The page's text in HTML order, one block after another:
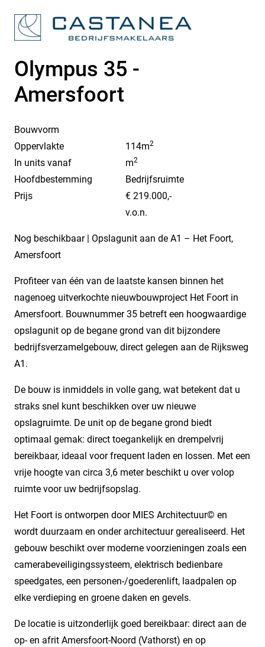
Olympus 35 -
Amersfoort
Bouwvorm
Oppervlakte
114m2
In units vanaf m2
Hoofdbestemming
Bedrijfsruimte
Prijs
€ 219.000,-
v.o.n.
Nog beschikbaar | Opslagunit aan de A1 – Het Foort,
Amersfoort
Profiteer van één van de laatste kansen binnen het
nagenoeg uitverkochte nieuwbouwproject Het Foort in
Amersfoort. Bouwnummer 35 betreft een hoogwaardige
opslagunit op de begane grond van dit bijzondere
bedrijfsverzamelgebouw, direct gelegen aan de Rijksweg
A1.
De bouw is inmiddels in volle gang, wat betekent dat u
straks snel kunt beschikken over uw nieuwe
opslagruimte. De unit op de begane grond biedt
optimaal gemak: direct toegankelijk en drempelvrij
bereikbaar, ideaal voor frequent laden en lossen. Met een
vrije hoogte van circa 3,6 meter beschikt u over volop
ruimte voor uw bedrijfsopslag.
Het Foort is ontworpen door MIES Architectuur© en
wordt duurzaam en onder architectuur gerealiseerd. Het
gebouw beschikt over moderne voorzieningen zoals een
camerabeveiligingssysteem, elektrisch bedienbare
speedgates, een personen-/goederenlift, laadpalen op
elke verdieping en groene daken en gevels.
De locatie is uitzonderlijk goed bereikbaar: direct aan de
op- en afrit Amersfoort-Noord (Vathorst) en op